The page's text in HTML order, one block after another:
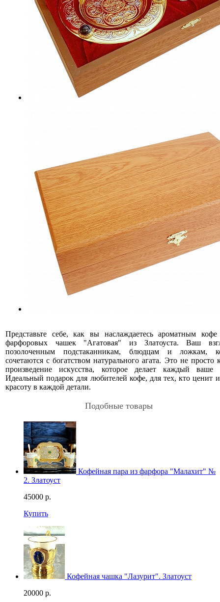
Представьте себе, как вы наслаждаетесь ароматным
фарфоровых чашек "Агатовая" из Златоуста. Ваш
позолоченным подстаканникам, блюдцам и ложкам,
сочетаются с богатством натурального агата. Это не просто
произведение искусства, которое делает каждый ваше
Идеальный подарок для любителей кофе, для тех, кто ценит
красоту в каждой детали.
Подобные товары
Кофейная пара из фарфора "Малахит" №
2. Златоуст
45000 р.
Купить
Кофейная чашка "Лазурит". Златоуст
20000 р.